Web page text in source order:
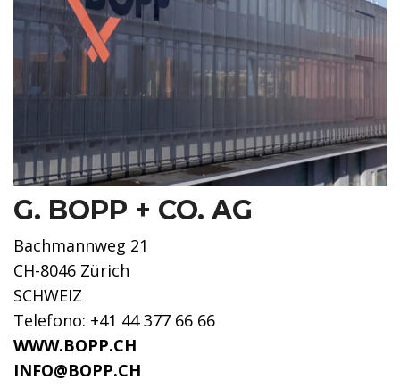
G. BOPP + CO. AG
Bachmannweg 21
CH-8046 Zürich
SCHWEIZ
Telefono: +41 44 377 66 66
WWW.BOPP.CH
INFO@BOPP.CH